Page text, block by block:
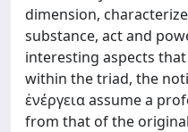
dimension,
substance, act and
interesting aspects
within the triad, the
ἐνέργεια assume a
from that of the